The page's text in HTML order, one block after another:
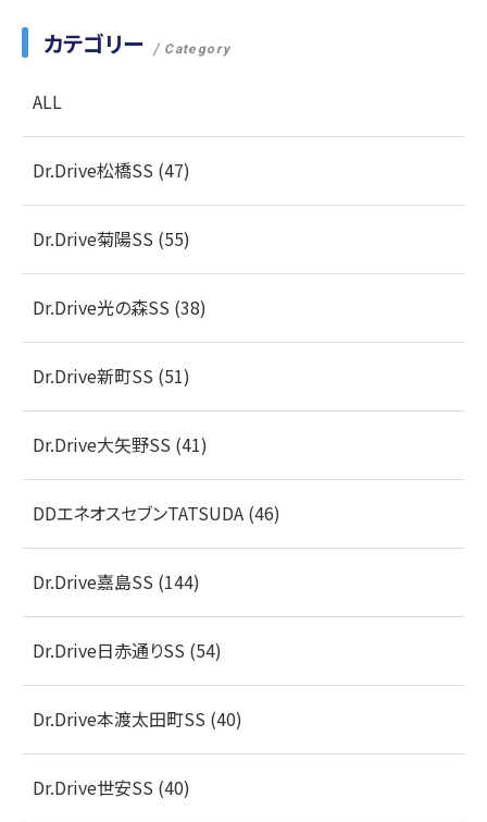
カテゴリー Category
ALL
Dr.Drive松橋SS (47)
Dr.Drive菊陽SS (55)
Dr.Drive光の森SS (38)
Dr.Drive新町SS (51)
Dr.Drive大矢野SS (41)
DDエネオスセブンTATSUDA (46)
Dr.Drive嘉島SS (144)
Dr.Drive日赤通りSS (54)
Dr.Drive本渡太田町SS (40)
Dr.Drive世安SS (40)